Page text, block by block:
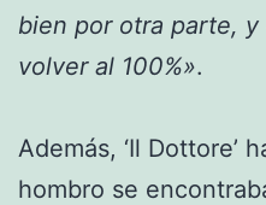
bien por otra parte,
volver al 100%».
Además, ‘Il Dottore’
hombro se